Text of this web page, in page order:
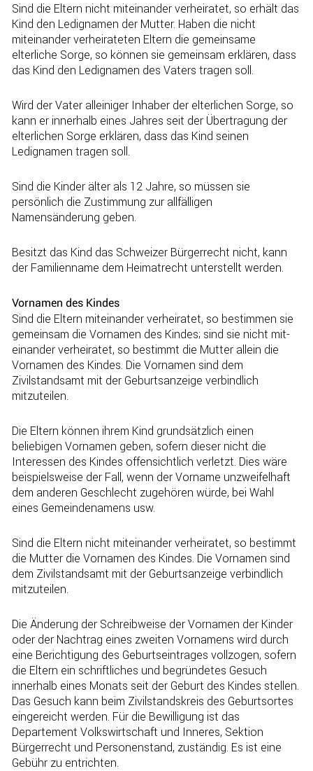
Sind die Eltern nicht miteinander verheiratet, so erhält das
Kind den Ledignamen der Mutter. Haben die nicht
miteinander verheirateten Eltern die gemeinsame
elterliche Sorge, so können sie gemeinsam erklären, dass
das Kind den Ledignamen des Vaters tragen soll.
Wird der Vater alleiniger Inhaber der elterlichen Sorge, so
kann er innerhalb eines Jahres seit der Übertragung der
elterlichen Sorge erklären, dass das Kind seinen
Ledignamen tragen soll.
Sind die Kinder älter als 12 Jahre, so müssen sie
persönlich die Zustimmung zur allfälligen
Namensänderung geben.
Besitzt das Kind das Schweizer Bürgerrecht nicht, kann
der Familienname dem Heimatrecht unterstellt werden.
Vornamen des Kindes
Sind die Eltern miteinander verheiratet, so bestimmen sie
gemeinsam die Vornamen des Kindes; sind sie nicht mit­
einander verheiratet, so bestimmt die Mutter allein die
Vornamen des Kindes. Die Vornamen sind dem
Zivilstandsamt mit der Geburtsanzeige verbindlich
mitzuteilen.
Die Eltern können ihrem Kind grundsätzlich einen
beliebigen Vornamen geben, sofern dieser nicht die
Interessen des Kindes offensichtlich verletzt. Dies wäre
beispielsweise der Fall, wenn der Vorname unzweifelhaft
dem anderen Geschlecht zuge­hören würde, bei Wahl
eines Gemeindenamens usw.
Sind die Eltern nicht miteinander verheiratet, so bestimmt
die Mutter die Vornamen des Kindes. Die Vornamen sind
dem Zivilstandsamt mit der Geburtsanzeige verbindlich
mitzuteilen.
Die Änderung der Schreibweise der Vornamen der Kinder
oder der Nachtrag eines zweiten Vornamens wird durch
eine Berichtigung des Geburtseintrages vollzogen, sofern
die Eltern ein schriftliches und begründetes Gesuch
innerhalb eines Monats seit der Geburt des Kindes stellen.
Das Gesuch kann beim Zivilstandskreis des Geburtsortes
eingereicht werden. Für die Bewilligung ist das
Departement Volkswirtschaft und Inneres, Sektion
Bürgerrecht und Personenstand, zuständig. Es ist eine
Gebühr zu entrichten.